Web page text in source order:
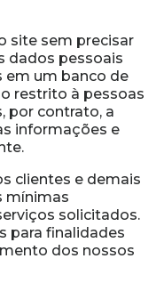
site sem precisar
dados pessoais
em um banco de
restrito à pessoas
por contrato, a
informações e
clientes e demais
mínimas
solicitados.
para finalidades
dos nossos